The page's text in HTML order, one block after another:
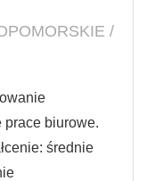
/
biurowe.
średnie